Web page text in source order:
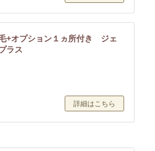
毛+オプション１ヵ所付き ジェ
ラス
詳細はこちら